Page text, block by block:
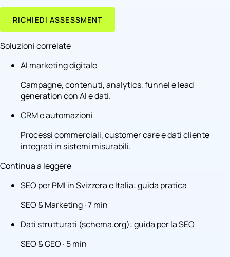
RICHIEDI ASSESSMENT
Soluzioni correlate
AI marketing digitale
Campagne, contenuti, analytics, funnel e lead
generation con AI e dati.
CRM e automazioni
Processi commerciali, customer care e dati cliente
integrati in sistemi misurabili.
Continua a leggere
SEO per PMI in Svizzera e Italia: guida pratica
SEO & Marketing · 7 min
Dati strutturati (schema.org): guida per la SEO
SEO & GEO · 5 min